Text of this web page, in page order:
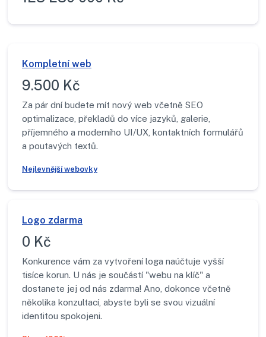
Kompletní web
9.500 Kč
Za pár dní budete mít nový web včetně SEO
optimalizace, překladů do více jazyků, galerie,
příjemného a moderního UI/UX, kontaktních formulářů
a poutavých textů.
Nejlevnější webovky
Logo zdarma
0 Kč
Konkurence vám za vytvoření loga naúčtuje vyšší
tisíce korun. U nás je součástí "webu na klíč" a
dostanete jej od nás zdarma! Ano, dokonce včetně
několika konzultací, abyste byli se svou vizuální
identitou spokojeni.